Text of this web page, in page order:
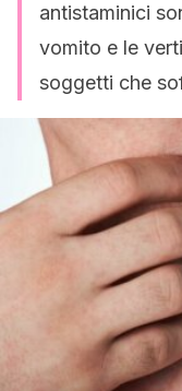
antistaminici
vomito e le
soggetti che